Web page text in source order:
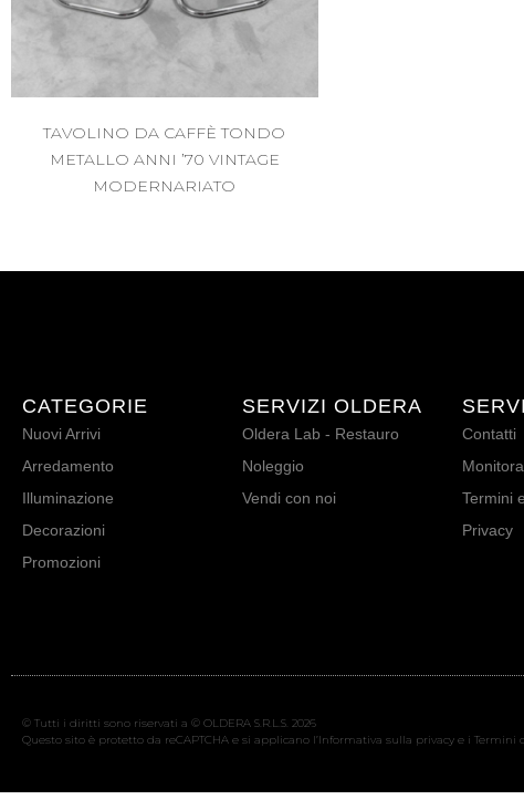
TAVOLINO DA CAFFÈ TONDO
METALLO ANNI ’70 VINTAGE
MODERNARIATO
CATEGORIE
Nuovi Arrivi
Arredamento
Illuminazione
Decorazioni
Promozioni
SERVIZI OLDERA
Oldera Lab - Restauro
Noleggio
Vendi con noi
Contatti
Termini
Privacy
© Tutti i diritti sono riservati a © OLDERA S.R.L.S. 2026
Questo sito è protetto da reCAPTCHA e si applicano l’Informativa sulla privacy e i Termini